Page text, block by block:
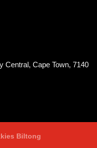
Central, Cape Town, 7140
Biltong